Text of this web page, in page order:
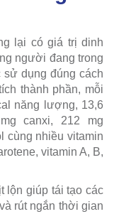
lại có giá trị dinh
người đang trong
dụng đúng cách
thành phần, mỗi
năng lượng, 13,6
canxi, 212 mg
cùng nhiều vitamin
vitamin A, B,
lộn giúp tái tạo các
rút ngắn thời gian